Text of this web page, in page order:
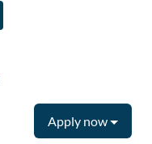
Apply now